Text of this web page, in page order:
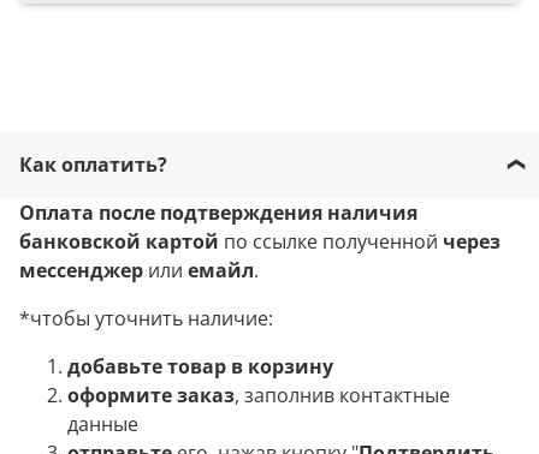
Как оплатить?
Оплата после подтверждения наличия
банковской картой по ссылке полученной через
мессенджер или емайл.
*чтобы уточнить наличие:
добавьте товар в корзину
оформите заказ, заполнив контактные
данные